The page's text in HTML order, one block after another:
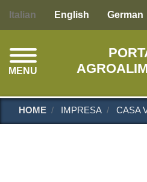
Italian English German
MENU
HOME IMPRESA CASA